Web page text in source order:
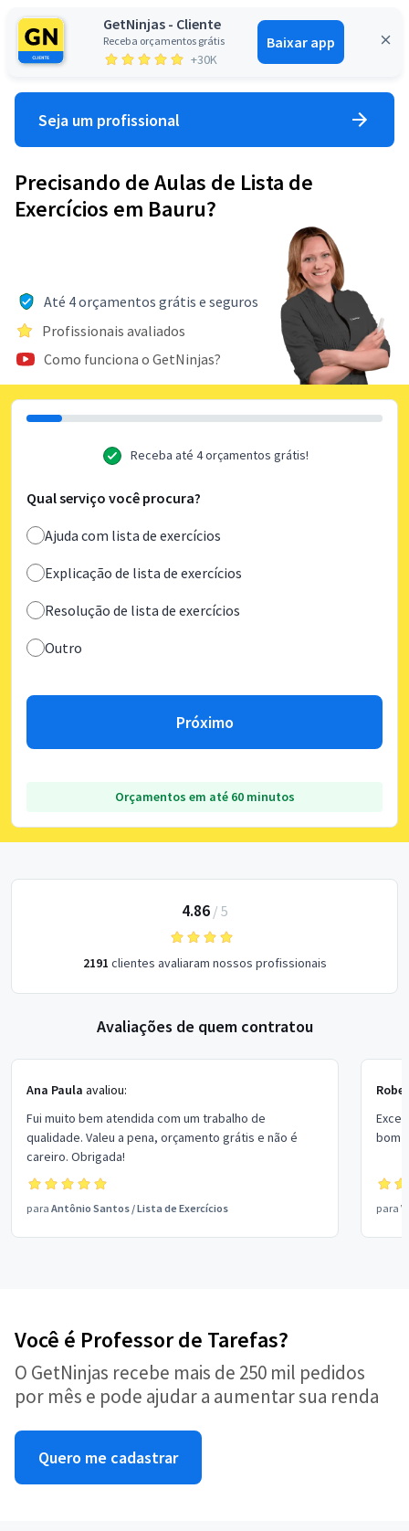
GetNinjas - Cliente
Receba orçamentos grátis
+30K
Baixar app
Entrar
Seja um profissional
Precisando de Aulas de Lista de
Exercícios em Bauru?
Até 4 orçamentos grátis e seguros
Profissionais avaliados
Como funciona o GetNinjas?
Receba até 4 orçamentos grátis!
Qual serviço você procura?
Ajuda com lista de exercícios
Explicação de lista de exercícios
Resolução de lista de exercícios
Outro
Próximo
Orçamentos em até 60 minutos
4.86/ 5
2191 clientes avaliaram nossos profissionais
Avaliações de quem contratou
Ana Paula avaliou:
Fui muito bem atendida com um trabalho de
qualidade. Valeu a pena, orçamento grátis e não é
careiro. Obrigada!
para Antônio Santos /Lista de Exercícios
bom
para
Você é Professor de Tarefas?
O GetNinjas recebe mais de 250 mil pedidos
por mês e pode ajudar a aumentar sua renda
Quero me cadastrar